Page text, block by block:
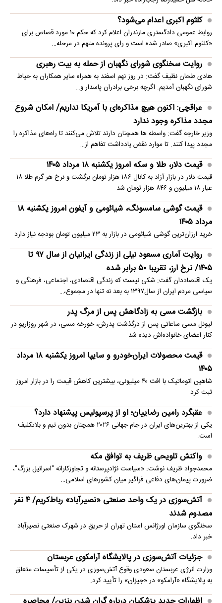
کلثوم اکبری اعدام می‌شود؟
روابط عمومی دادگستری مازندران اعلام کرد که حکم ۱۰ مورد قصاص برای
«کلثوم اکبری» صادر شده است و رای پرونده متهم در مرحله…
روایت سخنگوی شورای نگهبان از حمله به بیت رهبری
هادی طحان نظیف گفت: در روز نهم اسفند به همراه سایر همکاران به حیاط
شورای نگهبان آمدیم. اگرچه برخی برادران پاسدار و…
عراقچی: اکنون هیچ مذاکره‌ای با آمریکا نداریم/ امکان شروع
مجدد مذاکره وجود ندارد
وزیر خارجه گفت: واسطه ها همچنان دارند تلاش می‌کنند تا راه‌های مذاکره را
مجدد پیدا کنند. تا موارد نقض یادداشت تفاهم از…
قیمت دلار، طلا و سکه امروز یکشنبه ۱۸ مرداد ۱۴۰۵
قیمت دلار در بازار آزاد به کانال ۱۸۶ هزار تومان برگشت و نرخ هر گرم طلا ۱۸
عیار ۱۸ میلیون و ۸۴۶ هزار تومان شد
قیمت گوشی سامسونگ، شیائومی و آیفون امروز یکشنبه ۱۸
مرداد ۱۴۰۵
خرید ارزان‌ترین گوشی شیائومی در بازار به ۲۳ میلیون تومان بودجه نیاز دارد
روایت آماری مسعود نیلی از زندگی ایرانیان از سال ۹۷ تا
۱۴۰۵/ نرخ ارز، تقریبا ۵۰ برابر شده
یک اقتصاددان گفت: شکی نیست که زندگی اقتصادی، اجتماعی، فرهنگی و
سیاسی مردم ایران از سال۱۳۹۷ به بعد نه تنها در مجموع،…
بازگشت مسی به زادگاهش پس از مرگ پدر
لیونل مسی ساعاتی پس از درگذشت پدرش، خورخه مسی، در شهر روزاریو در
کنار اعضای خانواده‌اش دیده شد.
قیمت محصولات ایران‌خودرو و سایپا امروز یکشنبه ۱۸ مرداد
۱۴۰۵
شاهین اتوماتیک با افت ۴۰ میلیونی، بیشترین کاهش قیمت را در بازار امروز
ثبت کرد
عقبگرد رامین رضاییان؛ او از پرسپولیس پیشنهاد دارد؟
یکی از بهترین‌های ایران در جام جهانی ۲۰۲۶ همچنان بدون تیم و بلاتکلیف
است.
واکنش تلویحی ظریف به توافق مکه
محمدجواد ظریف نوشت: «سیاست نژادپرستانه و تجاوزکارانه "اسرائیل بزرگ"،
ضرورت پیمان‌های دفاعی فراگیر میان کشورهای اسلامی…
آتش‌سوزی در یک واحد صنعتی «نصیرآباد» رباط‌کریم/ ۴ نفر
مصدوم شدند
سخنگوی سازمان اورژانس استان تهران از حریق در شهرک صنعتی نصیرآباد
خبر داد.
جزئیات آتش‌سوزی در پالایشگاه آرامکوی عربستان
وزارت انرژی عربستان سعودی وقوع آتش‌سوزی در یکی از تأسیسات متعلق
به پالایشگاه «آرامکو» در «جیزان» را تأیید کرد.